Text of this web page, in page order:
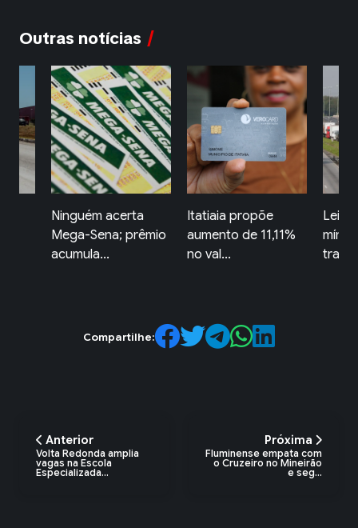
Outras notícias
Itatiaia propõe
aumento de 11,11%
no val...
Lei garante frete
mínimo no
transporte d...
Compartilhe:
Anterior
Volta Redonda amplia
vagas na Escola
Especializada...
Próxima
Fluminense empata com
o Cruzeiro no Mineirão
e seg...